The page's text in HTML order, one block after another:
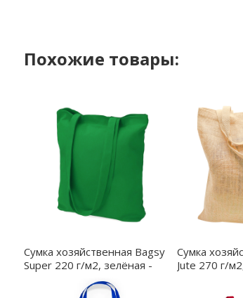
Похожие товары:
Cумка хозяйственная Bagsy
Super 220 г/м2, зелёная -
Cумка
Jute 270 г/